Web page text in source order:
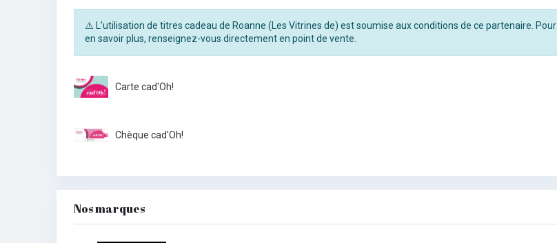
⚠️ L’utilisation de titres cadeau de Roanne (Les Vitrines de) est soumise aux conditions de ce partenaire. Pour
en savoir plus, renseignez-vous directement en point de vente.
Carte cad'Oh!
Chèque cad'Oh!
Nos marques